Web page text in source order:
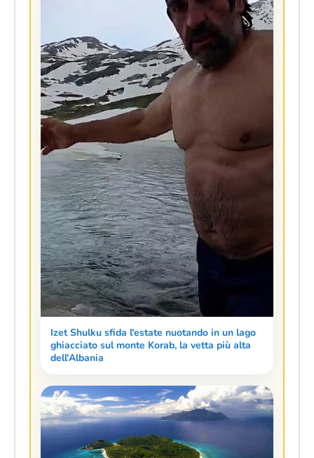
Izet Shulku sfida l'estate nuotando in un lago
ghiacciato sul monte Korab, la vetta più alta
dell'Albania